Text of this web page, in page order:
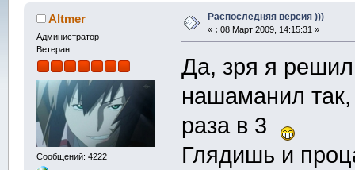
Altmer
Администратор
Ветеран
Сообщений: 4222
Распоследняя версия )))
« : 08 Март 2009, 14:15:31 »
Да, зря я решил
нашаманил
раза в 3
Глядишь и